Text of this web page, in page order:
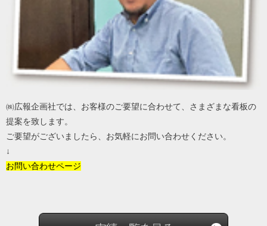
㈱広報企画社では、お客様のご要望に合わせて、さまざまな看板の
提案を致します。
ご要望がございましたら、お気軽にお問い合わせください。
↓
お問い合わせページ